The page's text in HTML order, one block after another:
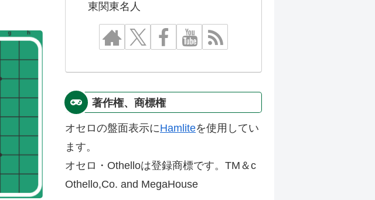
東関東名人
著作権、商標権
オセロの盤面表示にHamliteを使用してい
ます。
オセロ・Othelloは登録商標です。TM＆c
Othello,Co. and MegaHouse